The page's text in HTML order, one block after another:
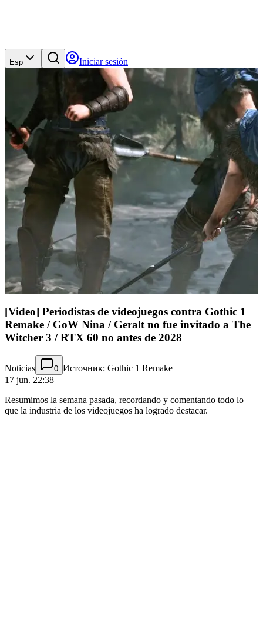
Esp Iniciar sesión
[Video] Periodistas de videojuegos contra Gothic 1
Remake / GoW Nina / Geralt no fue invitado a The
Witcher 3 / RTX 60 no antes de 2028
Noticias 0 Источник: Gothic 1 Remake
17 jun. 22:38
Resumimos la semana pasada, recordando y comentando todo lo
que la industria de los videojuegos ha logrado destacar.